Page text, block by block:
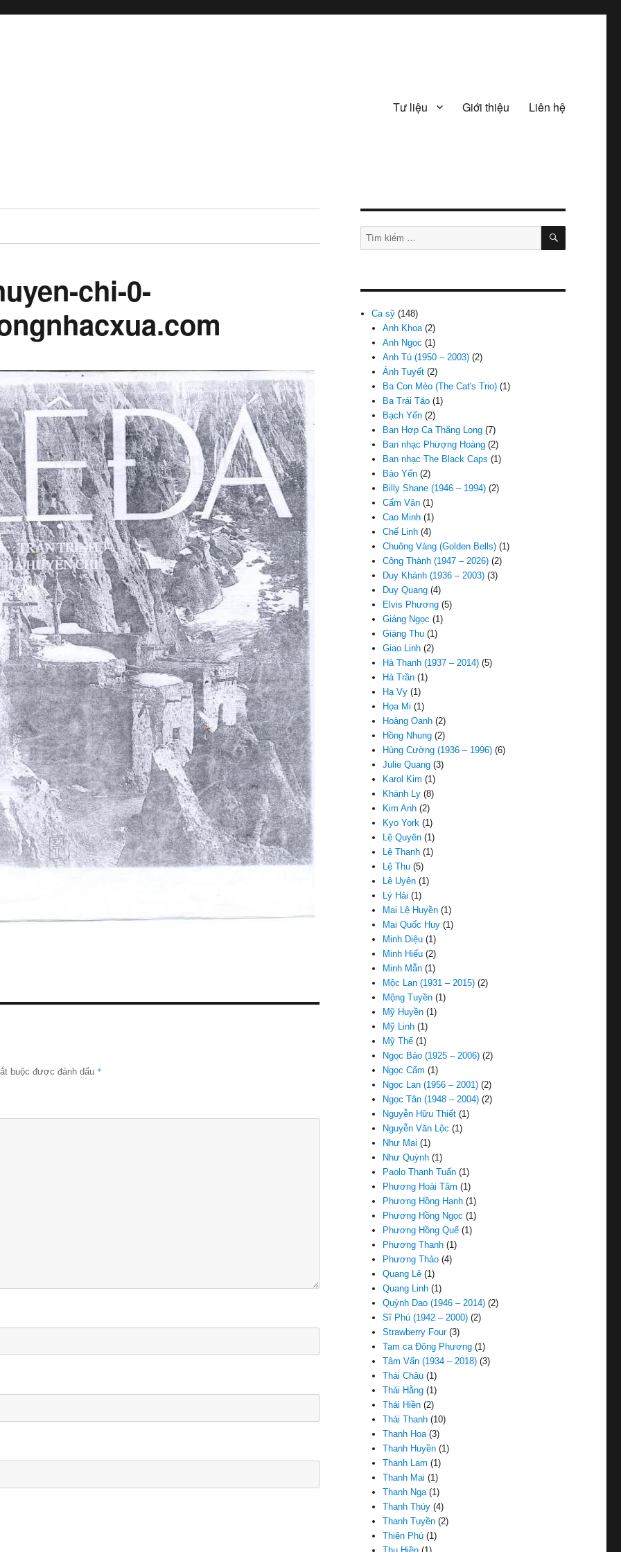
Tư liệu Giới thiệu Liên hệ
chi-0-
buộc được đánh dấu *
Tìm
kiếm:
TÌM
Ca sỹ (148)
Anh Khoa(2)
Anh Ngọc (1)
Anh Tú (1950 – 2003) (2)
Ánh Tuyết (2)
Ba Con Mèo (The Cat's Trio) (1)
Ba Trái Táo (1)
Bạch Yến (2)
Ban Hợp Ca Thăng Long (7)
Ban nhạc Phượng Hoàng (2)
Ban nhạc The Black Caps (1)
Bảo Yến (2)
Billy Shane (1946 – 1994) (2)
Cẩm Vân (1)
Cao Minh (1)
Chế Linh (4)
Chuông Vàng (Golden Bells) (1)
Công Thành (1947 – 2026) (2)
Duy Khánh (1936 – 2003) (3)
Duy Quang (4)
Elvis Phương (5)
Giáng Ngọc (1)
Giáng Thu (1)
Giao Linh (2)
Hà Thanh (1937 – 2014) (5)
Hà Trần (1)
Hạ Vy (1)
Họa Mi (1)
Hoàng Oanh (2)
Hồng Nhung (2)
Hùng Cường (1936 – 1996) (6)
Julie Quang (3)
Karol Kim (1)
Khánh Ly (8)
Kim Anh (2)
Kyo York (1)
Lệ Quyên (1)
Lệ Thanh (1)
Lệ Thu (5)
Lê Uyên (1)
Lý Hải (1)
Mai Lệ Huyền (1)
Mai Quốc Huy (1)
Minh Diệu (1)
Minh Hiếu (2)
Minh Mẫn (1)
Mộc Lan (1931 – 2015) (2)
Mộng Tuyền (1)
Mỹ Huyền (1)
Mỹ Linh (1)
Mỹ Thể (1)
Ngọc Bảo (1925 – 2006) (2)
Ngọc Cẩm (1)
Ngọc Lan (1956 – 2001) (2)
Ngọc Tân (1948 – 2004) (2)
Nguyễn Hữu Thiết (1)
Nguyễn Văn Lộc (1)
Như Mai (1)
Như Quỳnh (1)
Paolo Thanh Tuấn (1)
Phương Hoài Tâm (1)
Phương Hồng Hạnh (1)
Phương Hồng Ngọc (1)
Phương Hồng Quế (1)
Phương Thanh (1)
Phương Thảo (4)
Quang Lê (1)
Quang Linh (1)
Quỳnh Dao (1946 – 2014) (2)
Sĩ Phú (1942 – 2000) (2)
Strawberry Four(3)
Tam ca Đông Phương (1)
Tâm Vấn (1934 – 2018) (3)
Thái Châu (1)
Thái Hằng (1)
Thái Hiền (2)
Thái Thanh (10)
Thanh Hoa(3)
Thanh Huyền (1)
Thanh Lam (1)
Thanh Mai (1)
Thanh Nga(1)
Thanh Thúy (4)
Thanh Tuyền (2)
Thiên Phú (1)